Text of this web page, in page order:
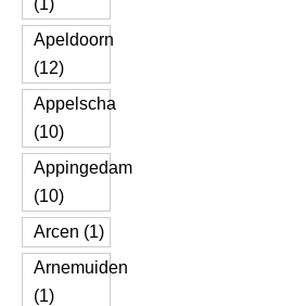
(1)
Apeldoorn
(12)
Appelscha
(10)
Appingedam
(10)
Arcen (1)
Arnemuiden
(1)